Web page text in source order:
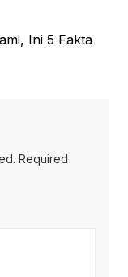
Ini 5 Fakta
Required